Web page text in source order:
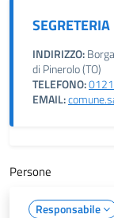
SEGRETERIA
INDIRIZZO:
di Pinerolo (TO)
TELEFONO:
EMAIL:
Persone
Responsabile